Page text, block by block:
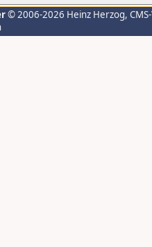
© 2006-2026 Heinz Herzog,